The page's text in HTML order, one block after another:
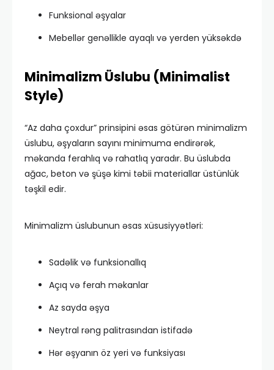
Funksional əşyalar
Mebellər genəllikle ayaqlı və yerden yüksəkdə
Minimalizm Üslubu (Minimalist
Style)
“Az daha çoxdur” prinsipini əsas götürən minimalizm
üslubu, əşyaların sayını minimuma endirərək,
məkanda ferahlıq və rahatlıq yaradır. Bu üslubda
ağac, beton və şüşə kimi təbii materiallar üstünlük
təşkil edir.
Minimalizm üslubunun əsas xüsusiyyətləri:
Sadəlik və funksionallıq
Açıq və ferah məkanlar
Az sayda əşya
Neytral rəng palitrasından istifadə
Hər əşyanın öz yeri və funksiyası